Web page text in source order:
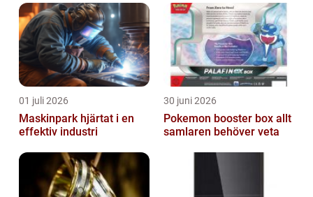
01 juli 2026
Maskinpark hjärtat i en
effektiv industri
30 juni 2026
Pokemon booster box allt
samlaren behöver veta